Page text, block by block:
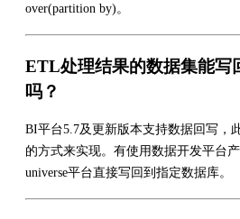
over(partition by)。
ETL处理结果的数据集能写
吗？
BI平台5.7及更新版本支持数据回写，
的方式来实现。有使用数据开发平台
universe平台直接写回到指定数据库。